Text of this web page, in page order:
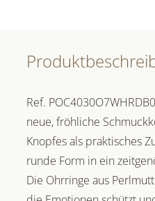
Ref.
neue, fröhliche
Knopfes als praktisches
runde Form in ein
Die Ohrringe aus